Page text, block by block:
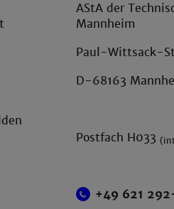
AStA der
Mannheim
Paul-Wittsack-
D-68163
Postfach H033
+49 621